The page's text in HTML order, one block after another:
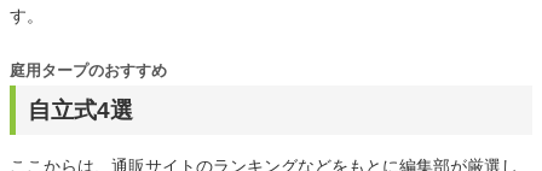
す。
自立式4選
庭用タープのおすすめ
ここからは、通販サイトのランキングなどをもとに編集部が厳選し